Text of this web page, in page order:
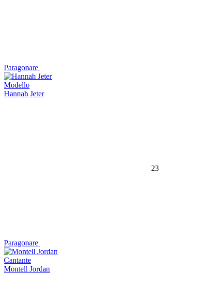
Paragonare
Modello
Hannah Jeter
23
Paragonare
Cantante
Montell Jordan